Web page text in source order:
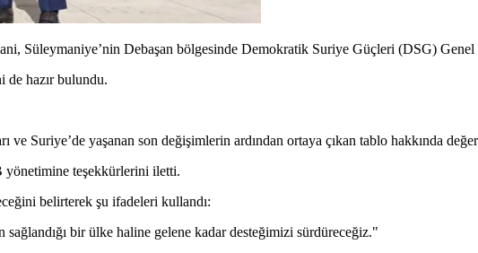
Süleymaniye’nin Debaşan bölgesinde Demokratik Suriye Güçleri (DSG)
de hazır bulundu.
Suriye’de yaşanan son değişimlerin ardından ortaya çıkan tablo hakkında
yönetimine teşekkürlerini iletti.
belirterek şu ifadeleri kullandı:
bir ülke haline gelene kadar desteğimizi sürdüreceğiz."